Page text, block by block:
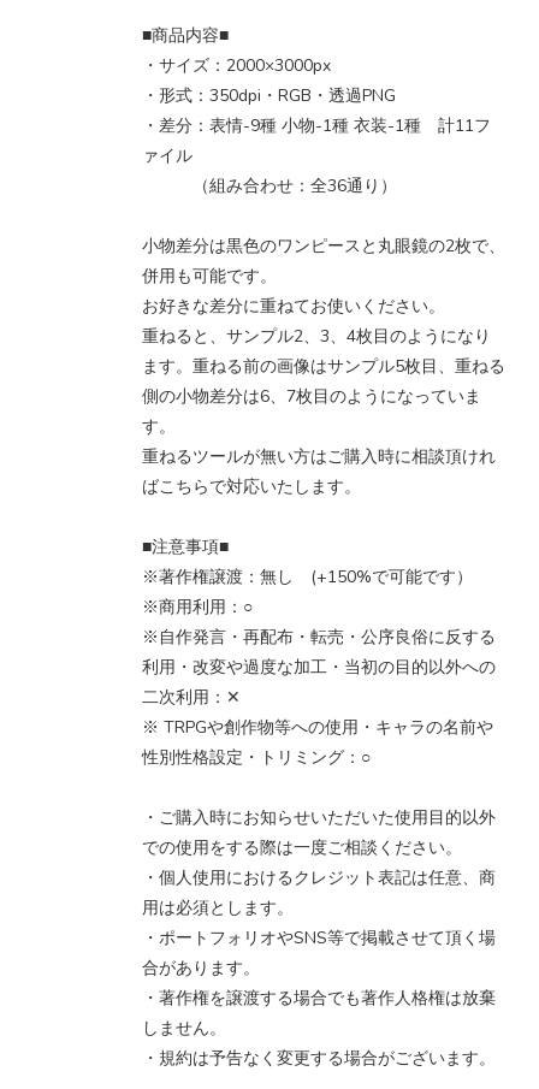
■商品内容■
・サイズ：2000×3000px
・形式：350dpi・RGB・透過PNG
・差分：表情-9種 小物-1種 衣装-1種 計11フ
ァイル
（組み合わせ：全36通り）
小物差分は黒色のワンピースと丸眼鏡の2枚で、
併用も可能です。
お好きな差分に重ねてお使いください。
重ねると、サンプル2、3、4枚目のようになり
ます。重ねる前の画像はサンプル5枚目、重ねる
側の小物差分は6、7枚目のようになっていま
す。
重ねるツールが無い方はご購入時に相談頂けれ
ばこちらで対応いたします。
■注意事項■
※著作権譲渡：無し (+150%で可能です）
※商用利用：○
※自作発言・再配布・転売・公序良俗に反する
利用・改変や過度な加工・当初の目的以外への
二次利用：✕
※ TRPGや創作物等への使用・キャラの名前や
性別性格設定・トリミング：○
・ご購入時にお知らせいただいた使用目的以外
での使用をする際は一度ご相談ください。
・個人使用におけるクレジット表記は任意、商
用は必須とします。
・ポートフォリオやSNS等で掲載させて頂く場
合があります。
・著作権を譲渡する場合でも著作人格権は放棄
しません。
・規約は予告なく変更する場合がございます。